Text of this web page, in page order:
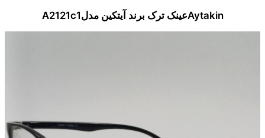
Aytakinعینک ترک برند آیتکین مدلA2121c1